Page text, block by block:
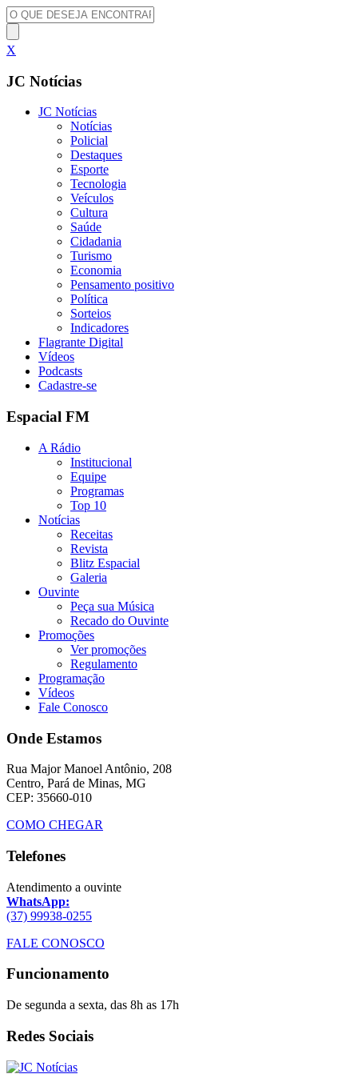
X
JC Notícias
JC Notícias
Notícias
Policial
Destaques
Esporte
Tecnologia
Veículos
Cultura
Saúde
Cidadania
Turismo
Economia
Pensamento positivo
Política
Sorteios
Indicadores
Flagrante Digital
Vídeos
Podcasts
Cadastre-se
Espacial FM
A Rádio
Institucional
Equipe
Programas
Top 10
Notícias
Receitas
Revista
Blitz Espacial
Galeria
Ouvinte
Peça sua Música
Recado do Ouvinte
Promoções
Ver promoções
Regulamento
Programação
Vídeos
Fale Conosco
Onde Estamos
Rua Major Manoel Antônio, 208
Centro, Pará de Minas, MG
CEP: 35660-010
COMO CHEGAR
Telefones
Atendimento a ouvinte
WhatsApp:
(37) 99938-0255
FALE CONOSCO
Funcionamento
De segunda a sexta, das 8h as 17h
Redes Sociais